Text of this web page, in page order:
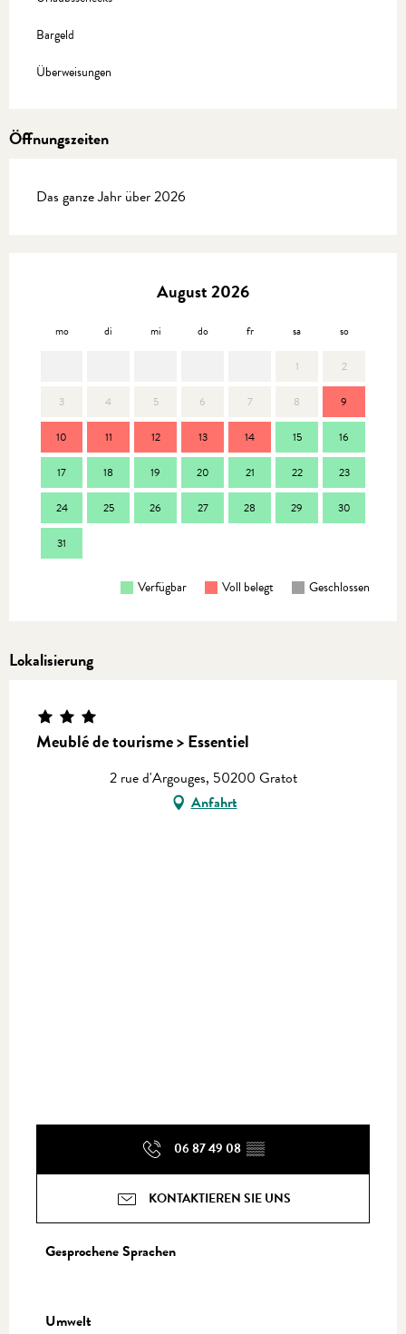
Bargeld
Überweisungen
Öffnungszeiten
Das ganze Jahr über 2026
August 2026
mo di mi do fr sa so
1 2
3 4 5 6 7 8 9
10 11 12 13 14 15 16
17 18 19 20 21 22 23
24 25 26 27 28 29 30
31
Verfügbar Voll belegt Geschlossen
Lokalisierung
Meublé de tourisme > Essentiel
2 rue d'Argouges, 50200 Gratot
Anfahrt
06 87 49 08 ▒▒
KONTAKTIEREN SIE UNS
Gesprochene Sprachen
Gesprochene Sprachen
Umwelt
Umwelt